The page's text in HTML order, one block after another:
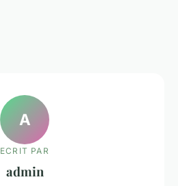
A
ECRIT PAR
admin